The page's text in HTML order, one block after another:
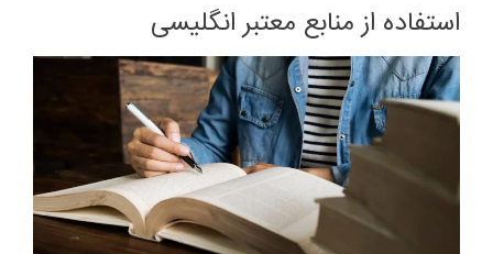
استفاده از منابع معتبر انگلیسی